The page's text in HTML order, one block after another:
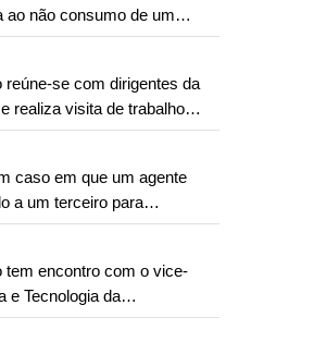
ao não consumo de um
medicamentosas
reúne-se com dirigentes da
realiza visita de trabalho
caso em que um agente
a um terceiro para
na sequência de uma
tem encontro com o vice-
e Tecnologia da